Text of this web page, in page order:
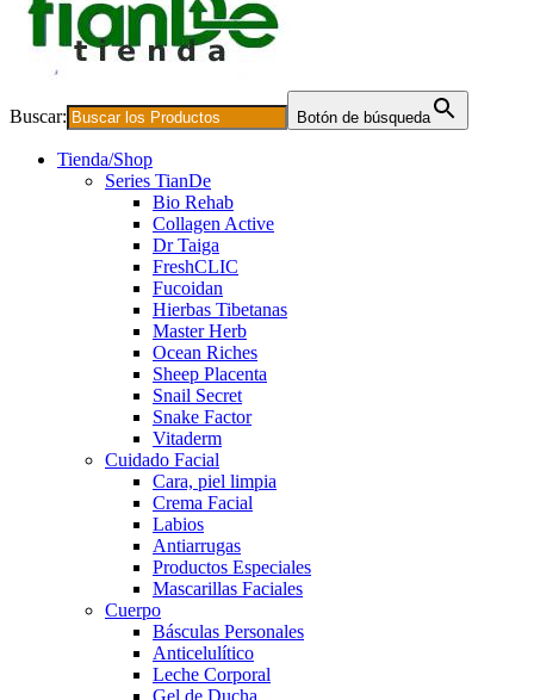
Buscar: Botón de búsqueda
Tienda/Shop
Series TianDe
Bio Rehab
Collagen Active
Dr Taiga
FreshCLIC
Fucoidan
Hierbas Tibetanas
Master Herb
Ocean Riches
Sheep Placenta
Snail Secret
Snake Factor
Vitaderm
Cuidado Facial
Cara, piel limpia
Crema Facial
Labios
Antiarrugas
Productos Especiales
Mascarillas Faciales
Cuerpo
Básculas Personales
Anticelulítico
Leche Corporal
Gel de Ducha